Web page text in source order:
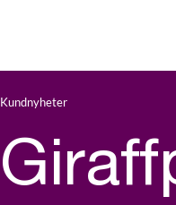
Kundnyheter